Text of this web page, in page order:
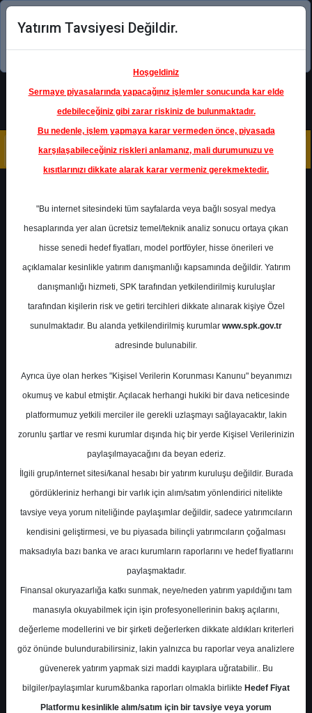
Şimdi uygulamayı indirin!
Ana Sayfa Raporlar
Phillip Capital
Rapor Detay
Haftalık Model Portföy
Phillip Capital 21 Ekim 2024
1
phillip-capital-haftalik-
model-portfoy-446622
İlgili
Dosyayı
Yatırım Tavsiyesi Değildir.
Hoşgeldiniz
Sermaye piyasalarında yapacağınız işlemler sonucunda kar elde
edebileceğiniz gibi zarar riskiniz de bulunmaktadır.
Bu nedenle, işlem yapmaya karar vermeden önce, piyasada
karşılaşabileceğiniz riskleri anlamanız, mali durumunuzu ve
kısıtlarınızı dikkate alarak karar vermeniz gerekmektedir.
"Bu internet sitesindeki tüm sayfalarda veya bağlı sosyal medya
hesaplarında yer alan ücretsiz temel/teknik analiz sonucu ortaya çıkan
hisse senedi hedef fiyatları, model portföyler, hisse önerileri ve
açıklamalar kesinlikle yatırım danışmanlığı kapsamında değildir. Yatırım
danışmanlığı hizmeti, SPK tarafından yetkilendirilmiş kuruluşlar
tarafından kişilerin risk ve getiri tercihleri dikkate alınarak kişiye Özel
sunulmaktadır. Bu alanda yetkilendirilmiş kurumlar www.spk.gov.tr
adresinde bulunabilir.
Ayrıca üye olan herkes "Kişisel Verilerin Korunması Kanunu" beyanımızı
okumuş ve kabul etmiştir. Açılacak herhangi hukiki bir dava neticesinde
platformumuz yetkili merciler ile gerekli uzlaşmayı sağlayacaktır, lakin
zorunlu şartlar ve resmi kurumlar dışında hiç bir yerde Kişisel Verilerinizin
paylaşılmayacağını da beyan ederiz.
İlgili grup/internet sitesi/kanal hesabı bir yatırım kuruluşu değildir. Burada
gördükleriniz herhangi bir varlık için alım/satım yönlendirici nitelikte
tavsiye veya yorum niteliğinde paylaşımlar değildir, sadece yatırımcıların
kendisini geliştirmesi, ve bu piyasada bilinçli yatırımcıların çoğalması
maksadıyla bazı banka ve aracı kurumların raporlarını ve hedef fiyatlarını
paylaşmaktadır.
Finansal okuryazarlığa katkı sunmak, neye/neden yatırım yapıldığını tam
manasıyla okuyabilmek için işin profesyonellerinin bakış açılarını,
değerleme modellerini ve bir şirketi değerlerken dikkate aldıkları kriterleri
göz önünde bulundurabilirsiniz, lakin yalnızca bu raporlar veya analizlere
güvenerek yatırım yapmak sizi maddi kayıplara uğratabilir.. Bu
bilgiler/paylaşımlar kurum&banka raporları olmakla birlikte Hedef Fiyat
Platformu kesinlikle alım/satım için bir tavsiye veya yorum